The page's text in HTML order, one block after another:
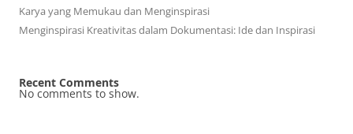
Karya yang Memukau dan Menginspirasi
Menginspirasi Kreativitas dalam Dokumentasi: Ide dan Inspirasi
Recent Comments
No comments to show.